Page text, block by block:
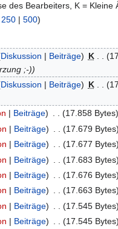
des Bearbeiters, K = Kleine
250 | 500)
Diskussion Beiträge K
;-)
Diskussion Beiträge K
Beiträge 17.858 Bytes
Beiträge 17.679 Bytes
Beiträge 17.677 Bytes
Beiträge 17.683 Bytes
Beiträge 17.676 Bytes
Beiträge 17.663 Bytes
Beiträge 17.545 Bytes
Beiträge 17.545 Bytes